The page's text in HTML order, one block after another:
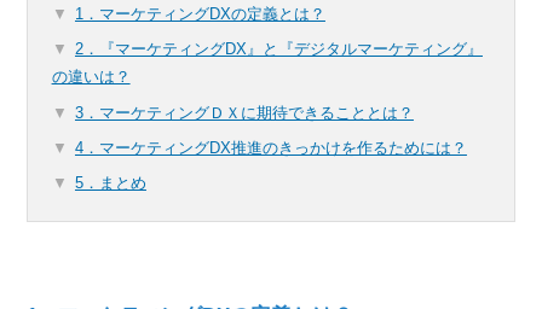
1．マーケティングDXの定義とは？
2．『マーケティングDX』と『デジタルマーケティング』
の違いは？
3．マーケティングＤＸに期待できることとは？
4．マーケティングDX推進のきっかけを作るためには？
5．まとめ